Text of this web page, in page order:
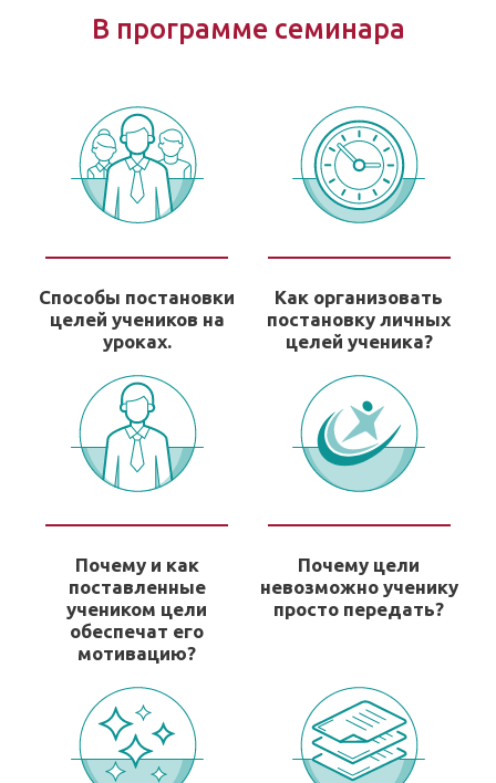
В программе семинара
Способы постановки
целей учеников на
уроках.
Как организовать
постановку личных
целей ученика?
Почему и как
поставленные
учеником цели
обеспечат его
мотивацию?
Почему цели
невозможно ученику
просто передать?